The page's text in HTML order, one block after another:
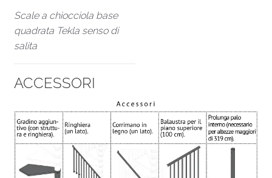
Scale a chiocciola base
quadrata Tekla senso di
salita
ACCESSORI